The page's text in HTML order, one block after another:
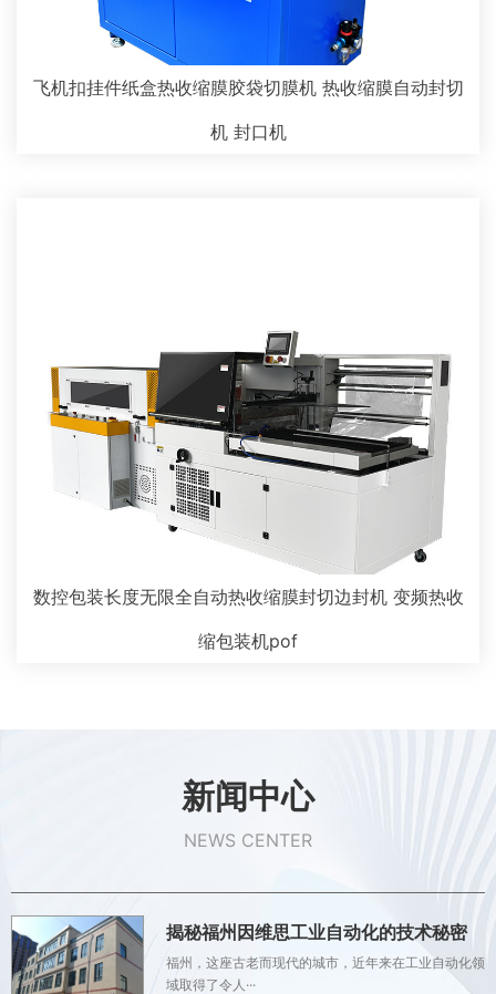
飞机扣挂件纸盒热收缩膜胶袋切膜机 热收缩膜自动封切
机 封口机
数控包装长度无限全自动热收缩膜封切边封机 变频热收
缩包装机pof
新闻中心
NEWS CENTER
揭秘福州因维思工业自动化的技术秘密
福州，这座古老而现代的城市，近年来在工业自动化领
域取得了令人···